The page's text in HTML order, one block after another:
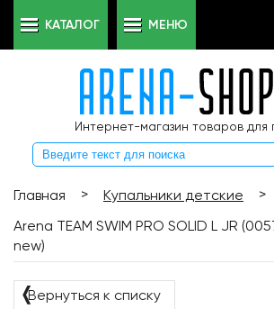
Интернет-магазин товаров для
КАТАЛОГ МЕНЮ
Главная > Купальники детские
>
Arena TEAM SWIM PRO SOLID L JR
new)
❬Вернуться к списку